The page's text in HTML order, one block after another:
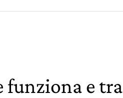
funziona e tra